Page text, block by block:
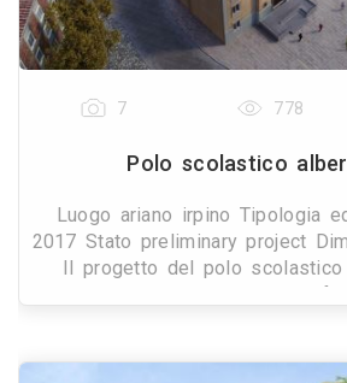
7 778
Polo scolastico
Luogo ariano irpino Tipologia
2017 Stato preliminary project
Il progetto del polo scolastico
proprie le variazioni